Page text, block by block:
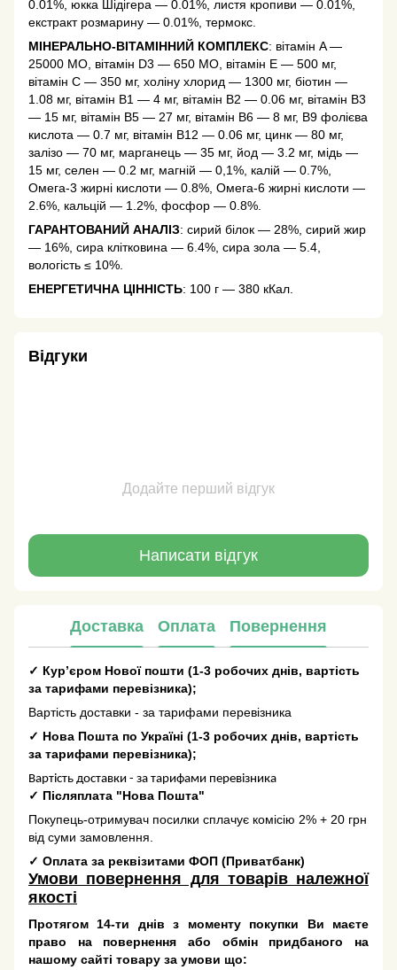
0.01%, юкка Шідігера — 0.01%, листя кропиви — 0.01%,
екстракт розмарину — 0.01%, термокс.
МІНЕРАЛЬНО-ВІТАМІННИЙ КОМПЛЕКС: вітамін A —
25000 МО, вітамін D3 — 650 МО, вітамін Е — 500 мг,
вітамін C — 350 мг, холіну хлорид — 1300 мг, біотин —
1.08 мг, вітамін В1 — 4 мг, вітамін В2 — 0.06 мг, вітамін В3
— 15 мг, вітамін В5 — 27 мг, вітамін В6 — 8 мг, В9 фолієва
кислота — 0.7 мг, вітамін В12 — 0.06 мг, цинк — 80 мг,
залізо — 70 мг, марганець — 35 мг, йод — 3.2 мг, мідь —
15 мг, селен — 0.2 мг, магній — 0,1%, калій — 0.7%,
Омега-3 жирні кислоти — 0.8%, Омега-6 жирні кислоти —
2.6%, кальцій — 1.2%, фосфор — 0.8%.
ГАРАНТОВАНИЙ АНАЛІЗ: сирий білок — 28%, сирий жир
— 16%, сира клітковина — 6.4%, сира зола — 5.4,
вологість ≤ 10%.
ЕНЕРГЕТИЧНА ЦІННІСТЬ: 100 г — 380 кКал.
Відгуки
Додайте перший відгук
Написати відгук
Доставка Оплата Повернення
✓ Кур’єром Нової пошти (1-3 робочих днів, вартість
за тарифами перевізника);
Вартість доставки - за тарифами перевізника
✓ Нова Пошта по Україні (1-3 робочих днів, вартість
за тарифами перевізника);
Вартість доставки - за тарифами перевізника
✓ Післяплата "Нова Пошта"
Покупець-отримувач посилки сплачує комісію 2% + 20 грн
від суми замовлення.
✓ Оплата за реквізитами ФОП (Приватбанк)
Умови повернення для товарів належної
якості
Протягом 14-ти днів з моменту покупки Ви маєте
право на повернення або обмін придбаного на
нашому сайті товару за умови що: